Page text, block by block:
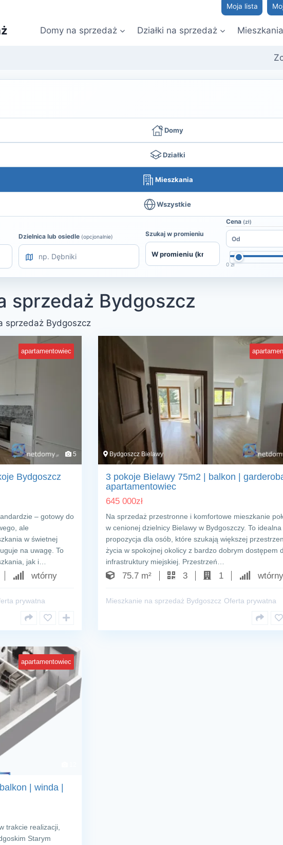
Moja lista
Domy na sprzedaż Działki na sprzedaż
Domy
Działki
Mieszkania
Wszystkie
Dzielnica lub osiedle (opcjonalnie) Szukaj w promieniu
Cena (zł)
0 zł
sprzedaż Bydgoszcz
sprzedaż Bydgoszcz
apartamentowiec
5
Bydgoszcz
– gotowy do
ale
w świetnej
na uwagę. To
jak i…
wtórny
prywatna
Bydgoszcz Bielawy
3 pokoje Bielawy 75m2 | balkon | garderoba
apartamentowiec
645 000zł
Na sprzedaż przestronne i komfortowe mieszkanie
w cenionej dzielnicy Bielawy w Bydgoszczy. To idealna
propozycja dla osób, które szukają większej
życia w spokojnej okolicy z bardzo dobrym dostępem
infrastruktury miejskiej. Przestrzeń…
75.7 m² 3 1 wtórny
Mieszkanie na sprzedaż Bydgoszcz Oferta prywatna
apartamentowiec
| winda |
trakcie realizacji,
Starym